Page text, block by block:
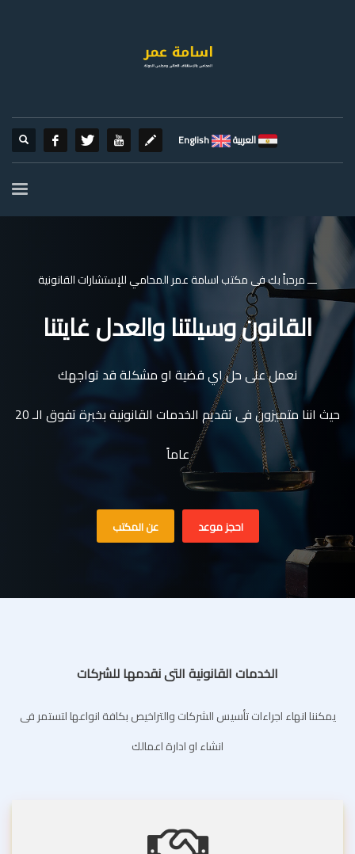
العربية English
ـــ مرحباً بك فى مكتب اسامة عمر المحامي للإستشارات القانونية
القانون وسيلتنا والعدل غايتنا
نعمل على حل اي قضية او مشكلة قد تواجهك
حيث اننا متميزون فى تقديم الخدمات القانونية بخبرة تفوق الـ 20
عاماً
احجز موعد عن المكتب
الخدمات القانونية التى نقدمها للشركات
يمكننا انهاء اجراءات تأسيس الشركات والتراخيص بكافة انواعها لتستمر فى
انشاء او ادارة اعمالك